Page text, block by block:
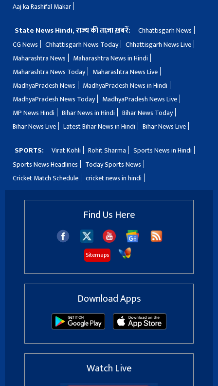
Aaj ka Rashifal Makar
State News Hindi, राज्य की ताज़ा ख़बरें:
Chhattisgarh News
CG News
Chhattisgarh News Today
Chhattisgarh News Live
Maharashtra News
Maharashtra News in Hindi
Maharashtra News Today
Maharashtra News Live
MadhyaPradesh News
MadhyaPradesh News in Hindi
MadhyaPradesh News Today
MadhyaPradesh News Live
MP News Hindi
Bihar News in Hindi
Bihar News Today
Bihar News Live
Latest Bihar News in Hindi Bihar News Live
SPORTS: Virat Kohli Rohit Sharma
Sports News in Hindi
Sports News Headlines
Today Sports News
Cricket Match Schedule
cricket news in hindi
Find Us Here
Sitemaps
Download Apps
Watch Live